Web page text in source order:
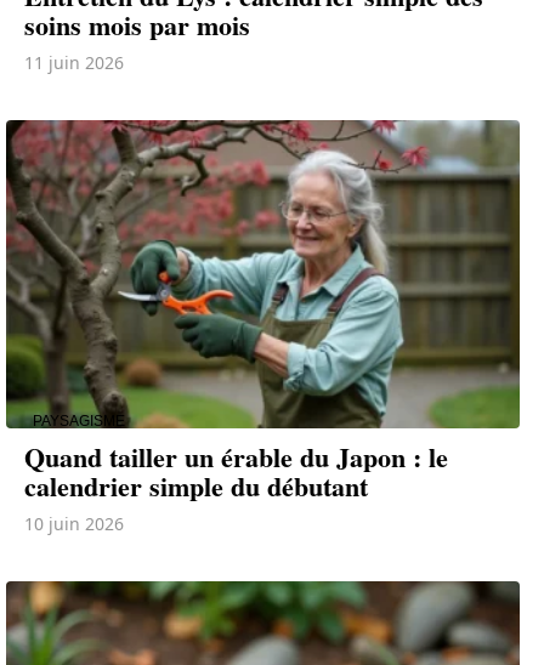
soins mois par mois
11 juin 2026
PAYSAGISME
Quand tailler un érable du Japon : le
calendrier simple du débutant
10 juin 2026